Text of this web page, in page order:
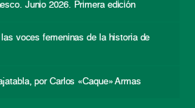
Junio 2026. Primera edición
las voces femeninas de la historia de
por Carlos «Caque» Armas